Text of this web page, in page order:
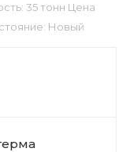
35 тонн Цена
Новый